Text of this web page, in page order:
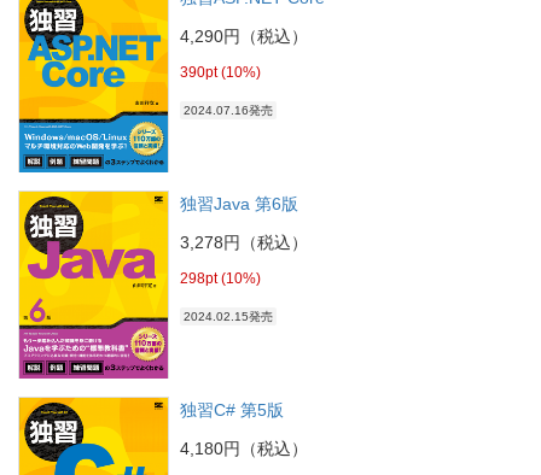
4,290円（税込）
390pt (10%)
2024.07.16発売
独習Java 第6版
3,278円（税込）
298pt (10%)
2024.02.15発売
独習C# 第5版
4,180円（税込）